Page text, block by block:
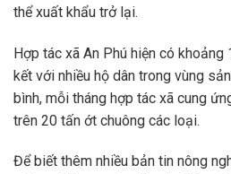
thể xuất khẩu trở lại.
Hợp tác xã An Phú hiện có khoảng
kết với nhiều hộ dân trong vùng
bình, mỗi tháng hợp tác xã cung
trên 20 tấn ớt chuông các loại.
Để biết thêm nhiều bản tin nông